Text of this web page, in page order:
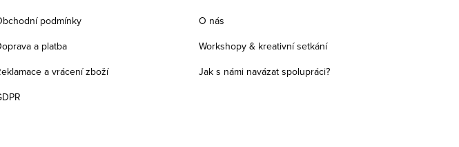
podmínky
a platba
a vrácení zboží
O nás
Workshopy & kreativní setkání
Jak s námi navázat spolupráci?